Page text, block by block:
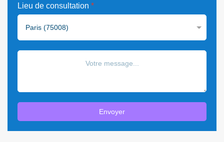
Lieu de consultation *
Envoyer